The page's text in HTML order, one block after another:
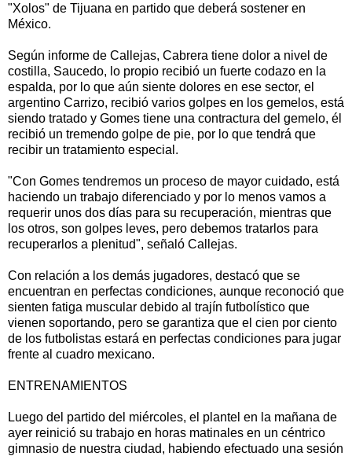
"Xolos" de Tijuana en partido que deberá sostener en
México.
Según informe de Callejas, Cabrera tiene dolor a nivel de
costilla, Saucedo, lo propio recibió un fuerte codazo en la
espalda, por lo que aún siente dolores en ese sector, el
argentino Carrizo, recibió varios golpes en los gemelos, está
siendo tratado y Gomes tiene una contractura del gemelo, él
recibió un tremendo golpe de pie, por lo que tendrá que
recibir un tratamiento especial.
"Con Gomes tendremos un proceso de mayor cuidado, está
haciendo un trabajo diferenciado y por lo menos vamos a
requerir unos dos días para su recuperación, mientras que
los otros, son golpes leves, pero debemos tratarlos para
recuperarlos a plenitud", señaló Callejas.
Con relación a los demás jugadores, destacó que se
encuentran en perfectas condiciones, aunque reconoció que
sienten fatiga muscular debido al trajín futbolístico que
vienen soportando, pero se garantiza que el cien por ciento
de los futbolistas estará en perfectas condiciones para jugar
frente al cuadro mexicano.
ENTRENAMIENTOS
Luego del partido del miércoles, el plantel en la mañana de
ayer reinició su trabajo en horas matinales en un céntrico
gimnasio de nuestra ciudad, habiendo efectuado una sesión